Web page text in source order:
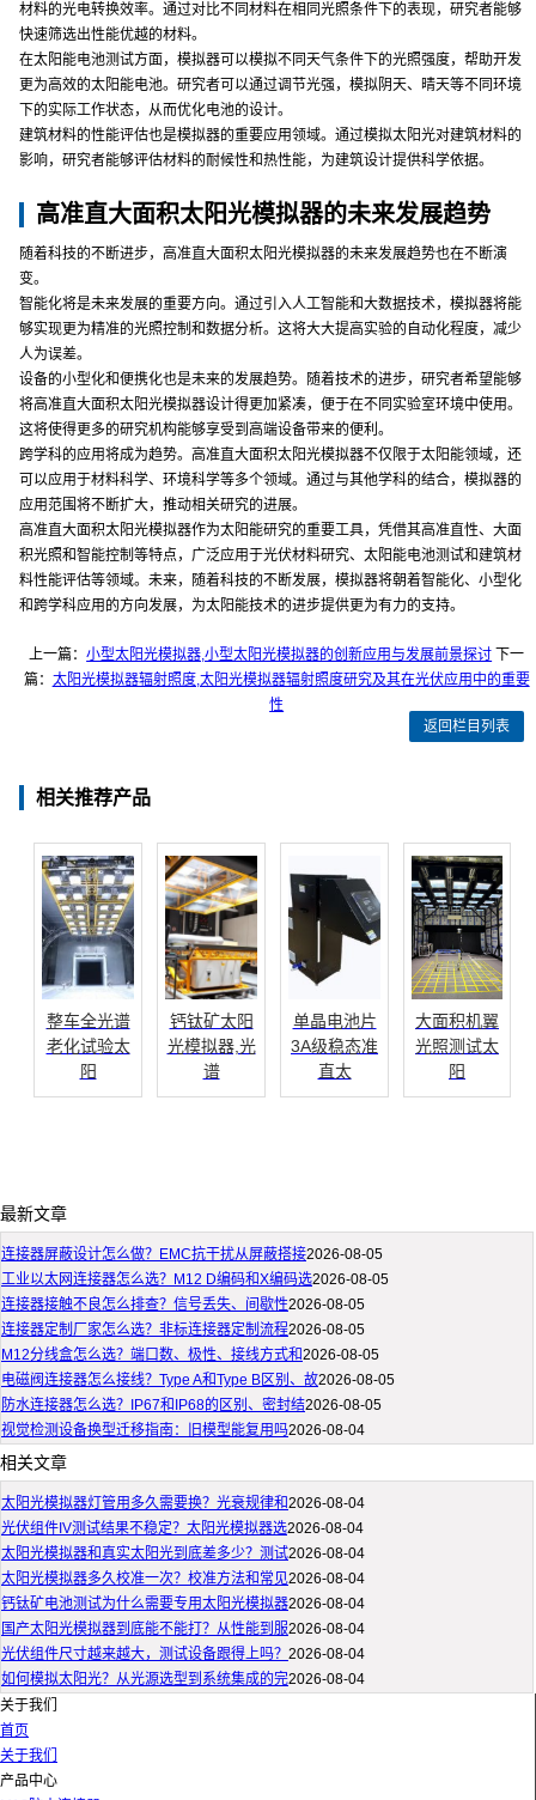
材料的光电转换效率。通过对比不同材料在相同光照条件下的表现，研究者能够
快速筛选出性能优越的材料。
在太阳能电池测试方面，模拟器可以模拟不同天气条件下的光照强度，帮助开发
更为高效的太阳能电池。研究者可以通过调节光强，模拟阴天、晴天等不同环境
下的实际工作状态，从而优化电池的设计。
建筑材料的性能评估也是模拟器的重要应用领域。通过模拟太阳光对建筑材料的
影响，研究者能够评估材料的耐候性和热性能，为建筑设计提供科学依据。
高准直大面积太阳光模拟器的未来发展趋势
随着科技的不断进步，高准直大面积太阳光模拟器的未来发展趋势也在不断演
变。
智能化将是未来发展的重要方向。通过引入人工智能和大数据技术，模拟器将能
够实现更为精准的光照控制和数据分析。这将大大提高实验的自动化程度，减少
人为误差。
设备的小型化和便携化也是未来的发展趋势。随着技术的进步，研究者希望能够
将高准直大面积太阳光模拟器设计得更加紧凑，便于在不同实验室环境中使用。
这将使得更多的研究机构能够享受到高端设备带来的便利。
跨学科的应用将成为趋势。高准直大面积太阳光模拟器不仅限于太阳能领域，还
可以应用于材料科学、环境科学等多个领域。通过与其他学科的结合，模拟器的
应用范围将不断扩大，推动相关研究的进展。
高准直大面积太阳光模拟器作为太阳能研究的重要工具，凭借其高准直性、大面
积光照和智能控制等特点，广泛应用于光伏材料研究、太阳能电池测试和建筑材
料性能评估等领域。未来，随着科技的不断发展，模拟器将朝着智能化、小型化
和跨学科应用的方向发展，为太阳能技术的进步提供更为有力的支持。
上一篇：小型太阳光模拟器,小型太阳光模拟器的创新应用与发展前景探讨 下一
篇： 太阳光模拟器辐射照度,太阳光模拟器辐射照度研究及其在光伏应用中的重要
性
返回栏目列表
相关推荐产品
整车全光谱
老化试验太
阳
钙钛矿太阳
光模拟器,光
谱
单晶电池片
3A级稳态准
直太
大面积机翼
光照测试太
阳
最新文章
连接器屏蔽设计怎么做？EMC抗干扰从屏蔽搭接2026-08-05
工业以太网连接器怎么选？M12 D编码和X编码选2026-08-05
连接器接触不良怎么排查？信号丢失、间歇性2026-08-05
连接器定制厂家怎么选？非标连接器定制流程2026-08-05
M12分线盒怎么选？端口数、极性、接线方式和2026-08-05
电磁阀连接器怎么接线？Type A和Type B区别、故2026-08-05
防水连接器怎么选？IP67和IP68的区别、密封结2026-08-05
视觉检测设备换型迁移指南：旧模型能复用吗2026-08-04
相关文章
太阳光模拟器灯管用多久需要换？光衰规律和2026-08-04
光伏组件IV测试结果不稳定？太阳光模拟器选2026-08-04
太阳光模拟器和真实太阳光到底差多少？测试2026-08-04
太阳光模拟器多久校准一次？校准方法和常见2026-08-04
钙钛矿电池测试为什么需要专用太阳光模拟器2026-08-04
国产太阳光模拟器到底能不能打？从性能到服2026-08-04
光伏组件尺寸越来越大，测试设备跟得上吗？ 2026-08-04
如何模拟太阳光？从光源选型到系统集成的完2026-08-04
关于我们
首页
关于我们
产品中心